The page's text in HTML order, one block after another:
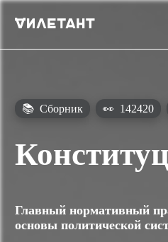
📚 Сборник 👀 142420
Главный нормативный
основы политической